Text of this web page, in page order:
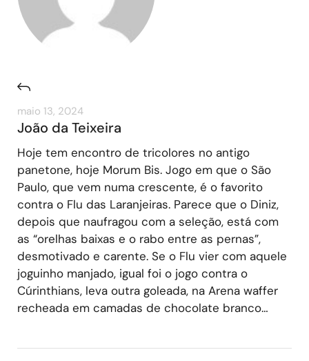
maio 13, 2024
João da Teixeira
Hoje tem encontro de tricolores no antigo
panetone, hoje Morum Bis. Jogo em que o São
Paulo, que vem numa crescente, é o favorito
contra o Flu das Laranjeiras. Parece que o Diniz,
depois que naufragou com a seleção, está com
as “orelhas baixas e o rabo entre as pernas”,
desmotivado e carente. Se o Flu vier com aquele
joguinho manjado, igual foi o jogo contra o
Cúrinthians, leva outra goleada, na Arena waffer
recheada em camadas de chocolate branco…